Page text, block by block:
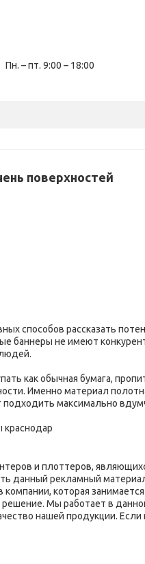
Пн. – пт. 9:00 – 18:00
поверхностей
способов рассказать
баннеры не имеют
как обычная бумага,
Именно материал
подходить максимально
и плоттеров,
данный рекламный
которая
Мы работает в
нашей продукции.